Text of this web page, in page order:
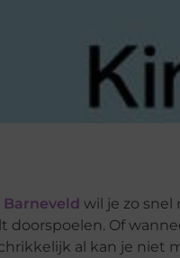
wil je zo snel
doorspoelen. Of
al kan je niet